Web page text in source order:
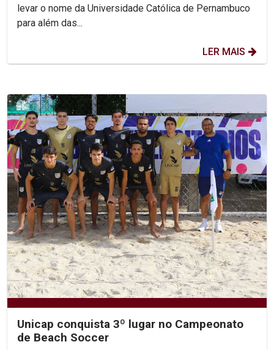
levar o nome da Universidade Católica de Pernambuco
para além das...
LER MAIS
Unicap conquista 3º lugar no Campeonato
de Beach Soccer